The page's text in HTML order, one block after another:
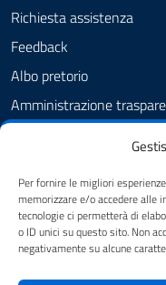
Per fornire le migliori
memorizzare e/o accedere alle
tecnologie ci permetterà di
o ID unici su questo sito. Non
negativamente su alcune
Richiesta assistenza
Feedback
Albo pretorio
Amministrazione
Dichiarazione di
Note legali